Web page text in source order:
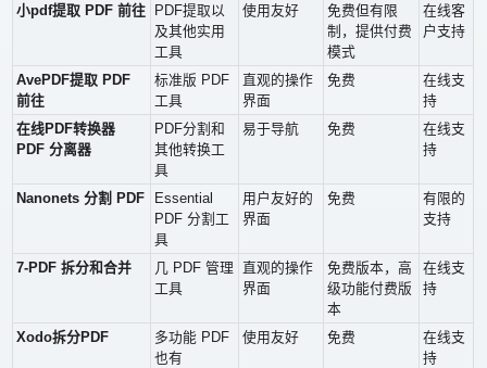
小pdf提取 PDF 前往
PDF提取以
及其他实用
工具
使用友好
免费但有限
制，提供付费
模式
在线客
户支持
AvePDF提取 PDF
前往
标准版 PDF
工具
直观的操作
界面
免费
在线支
持
在线PDF转换器
PDF 分离器
PDF分割和
其他转换工
具
易于导航 免费
在线支
持
Nanonets 分割 PDF
Essential
PDF 分割工
具
用户友好的
界面
免费
有限的
支持
7-PDF 拆分和合并
几 PDF 管理
工具
直观的操作
界面
免费版本，高
级功能付费版
本
在线支
持
Xodo拆分PDF
多功能 PDF
也有
使用友好 免费
在线支
持